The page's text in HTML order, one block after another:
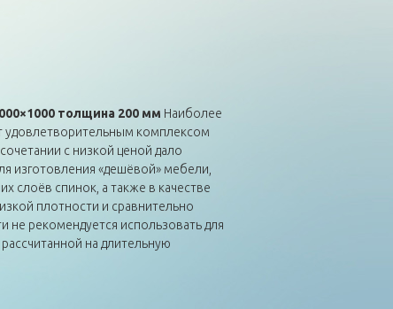
толщина 200 мм Наиболее
удовлетворительным комплексом
с низкой ценой дало
изготовления «дешёвой» мебели,
слоёв спинок, а также в качестве
плотности и сравнительно
рекомендуется использовать для
на длительную